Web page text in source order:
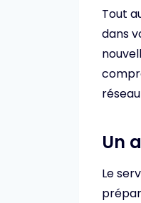
Tout
dans
Un
Le